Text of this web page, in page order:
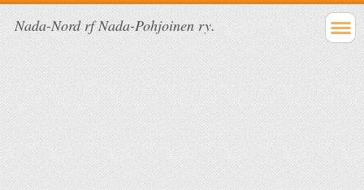
Nada-Nord rf Nada-Pohjoinen ry.